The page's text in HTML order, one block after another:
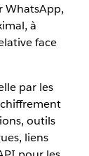
WhatsApp,
à
face
par les
outils
liens